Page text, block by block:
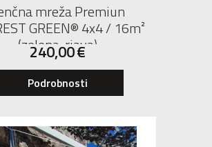
mreža Premiun
GREEN® 4x4 / 16m²
(zelena-rjava)
240,00€
Podrobnosti